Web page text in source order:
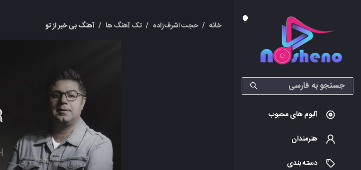
آلبوم های محبوب
هنرمندان
دسته بندی
خانه / حجت اشرف‌زاده / تک آهنگ ها / آهنگ بی خبر از تو